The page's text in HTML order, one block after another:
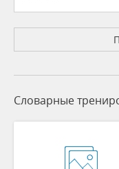
Словарные